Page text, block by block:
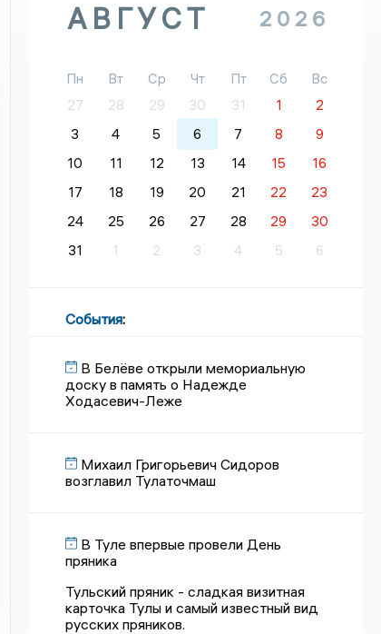
АВГУСТ 2026
Пн Вт Ср Чт Пт Сб
Вс
27
28 29 30 31 1
2
3
4 5 6 7 8
9
10
11 12 13 14 15
16
17
18 19 20 21 22
23
24
25 26 27 28 29
30
31
1 2 3 4 5 6
События:
В Белёве открыли мемориальную
доску в память о Надежде
Ходасевич-Леже
Михаил Григорьевич Сидоров
возглавил Тулаточмаш
В Туле впервые провели День
пряника
Тульский пряник - сладкая визитная
карточка Тулы и самый известный вид
русских пряников.